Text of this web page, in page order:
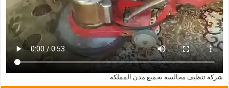
شركة تنظيف مجالسة بجميع مدن المملكة